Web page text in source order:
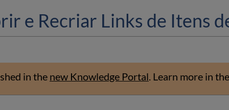
e Recriar Links de Itens
in the new Knowledge Portal. Learn more in the